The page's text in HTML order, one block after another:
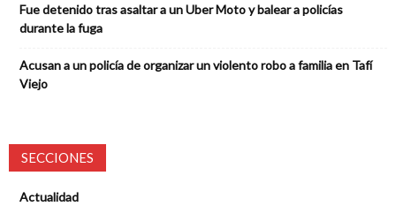
Fue detenido tras asaltar a un Uber Moto y balear a policías
durante la fuga
Acusan a un policía de organizar un violento robo a familia en Tafí
Viejo
SECCIONES
Actualidad